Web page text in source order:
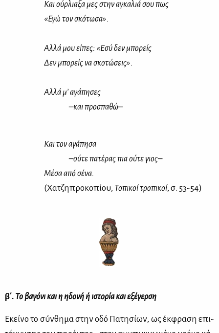
Και ούρ­λια­ξα μες στην αγκα­λιά σου πως
«Εγώ τον σκό­τω­σα».
Αλ­λά μου εί­πες: «Εσύ δεν μπο­ρείς
Δεν μπο­ρείς να σκο­τώ­σεις».
Αλ­λά μ’ αγά­πη­σες
–και προ­σπα­θώ–
Και τον αγά­πη­σα
–ού­τε πα­τέ­ρας πια ού­τε γιος–
Μέ­σα από σέ­να.
(Χα­τζη­προ­κο­πί­ου, Το­πι­κοί τρο­πι­κοί, σ. 53-54)
β΄. Το βα­γό­νι και η ηδο­νή ή ιστο­ρία και εξέ­γερ­ση
Εκεί­νο το σύν­θη­μα στην οδό Πα­τη­σί­ων, ως έκ­φρα­ση επι­